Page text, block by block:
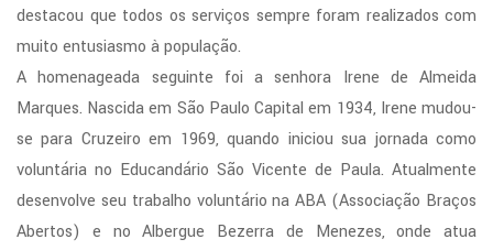
destacou que todos os serviços sempre foram realizados com
muito entusiasmo à população.
A homenageada seguinte foi a senhora Irene de Almeida
Marques. Nascida em São Paulo Capital em 1934, Irene mudou-
se para Cruzeiro em 1969, quando iniciou sua jornada como
voluntária no Educandário São Vicente de Paula. Atualmente
desenvolve seu trabalho voluntário na ABA (Associação Braços
Abertos) e no Albergue Bezerra de Menezes, onde atua